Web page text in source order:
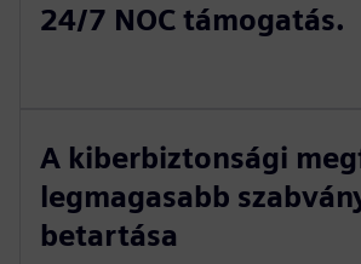
24/7 NOC támogatás.
A kiberbiztonsági
legmagasabb
betartása